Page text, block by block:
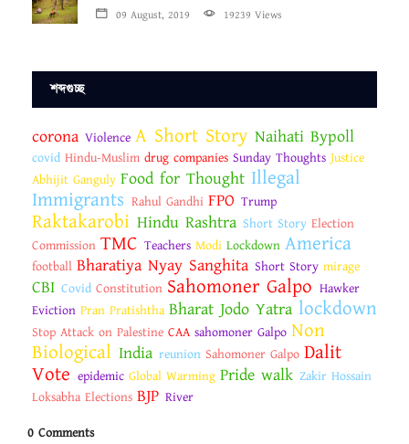
09 August, 2019 19239 Views
শব্দগুচ্ছ
corona Violence A Short Story Naihati Bypoll
covid Hindu-Muslim drug companies Sunday Thoughts Justice
Abhijit Ganguly Food for Thought Illegal
Immigrants Rahul Gandhi FPO Trump
Raktakarobi Hindu Rashtra Short Story Election
Commission TMC Teachers Modi Lockdown America
football Bharatiya Nyay Sanghita Short Story mirage
CBI Covid Constitution Sahomoner Galpo Hawker
Eviction Pran Pratishtha Bharat Jodo Yatra lockdown
Stop Attack on Palestine CAA sahomoner Galpo Non
Biological India reunion Sahomoner Galpo Dalit
Vote epidemic Global Warming Pride walk Zakir Hossain
Loksabha Elections BJP River
0 Comments